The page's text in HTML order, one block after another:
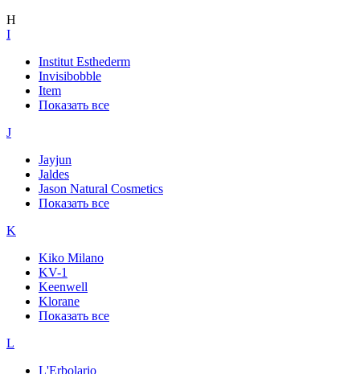
H
I
Institut Esthederm
Invisibobble
Item
Показать все
J
Jayjun
Jaldes
Jason Natural Cosmetics
Показать все
K
Kiko Milano
KV-1
Keenwell
Klorane
Показать все
L
L'Erbolario